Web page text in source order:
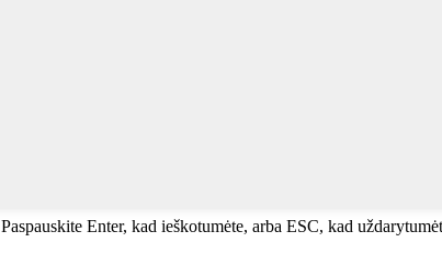
Paspauskite Enter, kad ieškotumėte, arba ESC, kad